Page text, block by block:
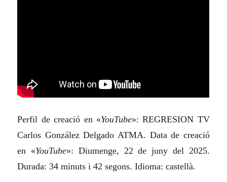
Perfil de creació en «YouTube»: REGRESION TV
Carlos González Delgado ATMA. Data de creació
en «YouTube»: Diumenge, 22 de juny del 2025.
Durada: 34 minuts i 42 segons. Idioma: castellà.